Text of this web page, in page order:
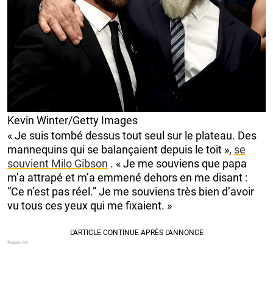
Kevin Winter/Getty Images
« Je suis tombé dessus tout seul sur le plateau. Des
mannequins qui se balançaient depuis le toit », se
souvient Milo Gibson . « Je me souviens que papa
m’a attrapé et m’a emmené dehors en me disant :
“Ce n’est pas réel.” Je me souviens très bien d’avoir
vu tous ces yeux qui me fixaient. »